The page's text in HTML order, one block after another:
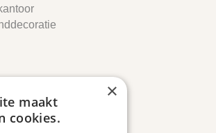
×
maakt
cookies.